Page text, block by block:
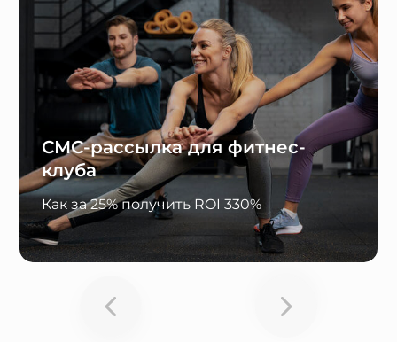
СМС-рассылка для фитнес-
клуба
Как за 25% получить ROI 330%